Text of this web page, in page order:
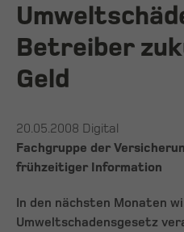
Betreiber
Geld
20.05.2008 Digital
Fachgruppe der
frühzeitiger Information
In den nächsten Monaten
Umweltschadensgesetz